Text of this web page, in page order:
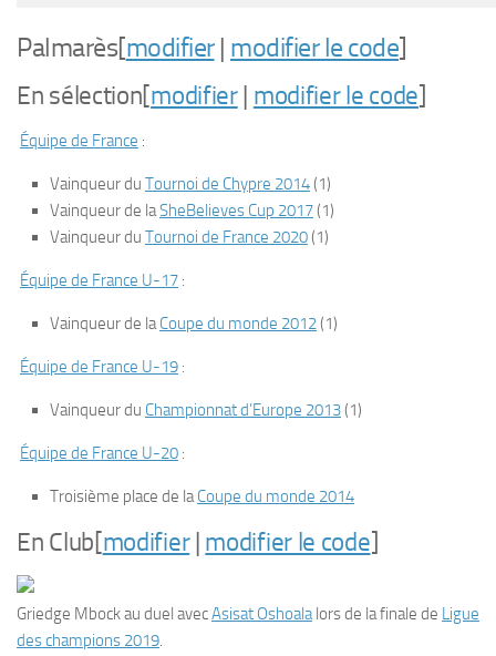
Palmarès[modifier| modifier le code]
En sélection[modifier| modifier le code]
Équipe de France :
Vainqueur du Tournoi de Chypre 2014(1)
Vainqueur de laSheBelieves Cup 2017(1)
Vainqueur du Tournoi de France 2020(1)
Équipe de France U-17 :
Vainqueur de laCoupe du monde 2012(1)
Équipe de France U-19 :
Vainqueur du Championnat d’Europe 2013(1)
Équipe de France U-20 :
Troisième place de laCoupe du monde 2014
En Club[modifier| modifier le code]
Griedge Mbock au duel avecAsisat Oshoalalors de la finale de Ligue
des champions 2019.